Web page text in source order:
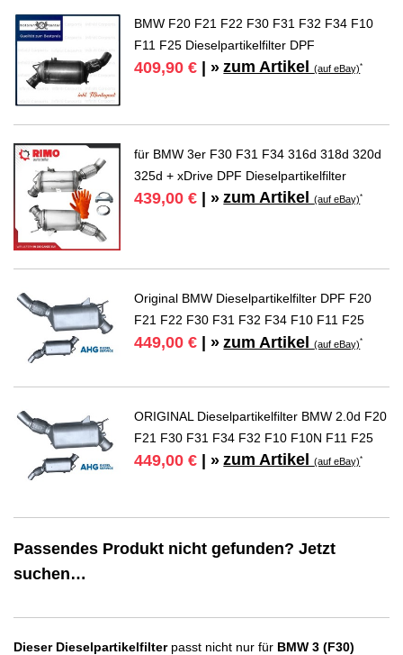
BMW F20 F21 F22 F30 F31 F32 F34 F10
F11 F25 Dieselpartikelfilter DPF
409,90 € | » zum Artikel(auf eBay)*
für BMW 3er F30 F31 F34 316d 318d 320d
325d + xDrive DPF Dieselpartikelfilter
439,00 € | » zum Artikel(auf eBay)*
Original BMW Dieselpartikelfilter DPF F20
F21 F22 F30 F31 F32 F34 F10 F11 F25
449,00 € | » zum Artikel(auf eBay)*
ORIGINAL Dieselpartikelfilter BMW 2.0d F20
F21 F30 F31 F34 F32 F10 F10N F11 F25
449,00 € | » zum Artikel(auf eBay)*
Passendes Produkt nicht gefunden? Jetzt
suchen…
Dieser Dieselpartikelfilterpasst nicht nur für BMW 3 (F30)